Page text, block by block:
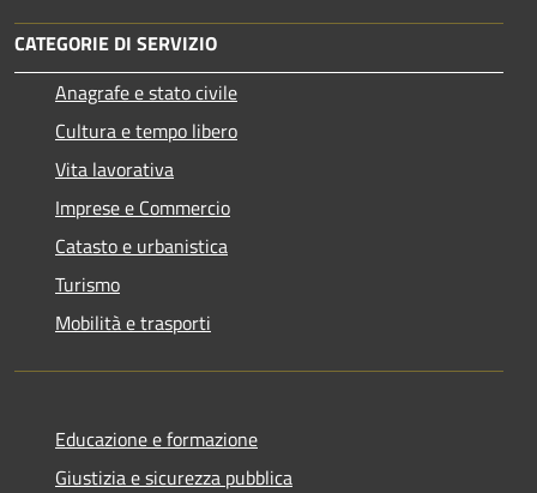
CATEGORIE DI SERVIZIO
Anagrafe e stato civile
Cultura e tempo libero
Vita lavorativa
Imprese e Commercio
Catasto e urbanistica
Turismo
Mobilità e trasporti
Educazione e formazione
Giustizia e sicurezza pubblica